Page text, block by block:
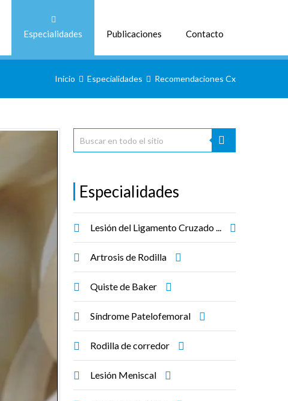
Especialidades Publicaciones Contacto
Inicio Especialidades Recomendaciones Cx
Especialidades
Lesión del Ligamento Cruzado ...
Artrosis de Rodilla
Quiste de Baker
Síndrome Patelofemoral
Rodilla de corredor
Lesión Meniscal